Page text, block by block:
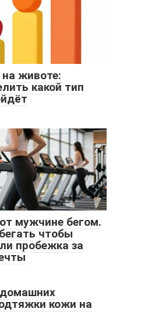
животе:
какой тип
мужчине бегом.
чтобы
пробежка за
кожи на